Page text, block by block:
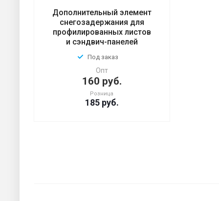
Дополнительный элемент
снегозадержания для
профилированных листов
и сэндвич-панелей
Под заказ
Опт
160 руб.
Розница
185 руб.